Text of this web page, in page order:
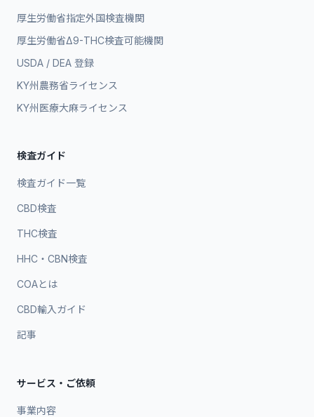
厚生労働省指定外国検査機関
厚生労働省Δ9-THC検査可能機関
USDA / DEA 登録
KY州農務省ライセンス
KY州医療大麻ライセンス
検査ガイド
検査ガイド一覧
CBD検査
THC検査
HHC・CBN検査
COAとは
CBD輸入ガイド
記事
サービス・ご依頼
事業内容